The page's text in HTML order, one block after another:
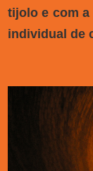
tijolo e com a
individual de